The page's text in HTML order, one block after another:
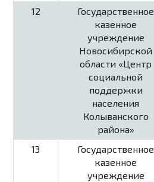
12
Государственное
казенное
учреждение
Новосибирской
области «Центр
социальной
поддержки
населения
Колыванского
района»
13
Государственное
казенное
учреждение